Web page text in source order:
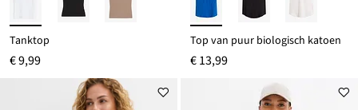
Tanktop
€ 9,99
Top van puur biologisch katoen
€ 13,99